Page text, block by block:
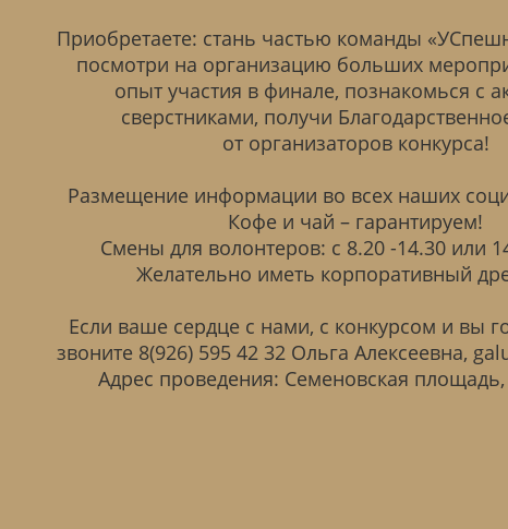
Приобретаете: стань частью команды
посмотри на организацию больших
опыт участия в финале, познакомься с
сверстниками, получи
от организаторов конкурса!
Размещение информации во всех наших
Кофе и чай – гарантируем!
Смены для волонтеров: с 8.20 -14.30 или
Желательно иметь корпоративный
Если ваше сердце с нами, с конкурсом и вы
звоните 8(926) 595 42 32 Ольга Алексеевна,
Адрес проведения: Семеновская